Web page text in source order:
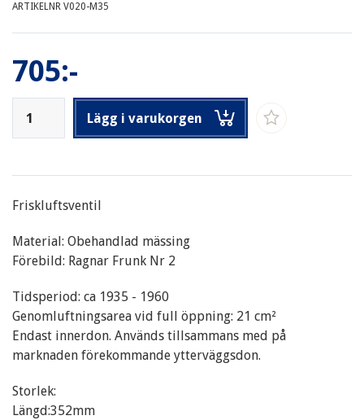
ARTIKELNR V020-M35
705:-
Lägg i varukorgen
Friskluftsventil
Material: Obehandlad mässing
Förebild: Ragnar Frunk Nr 2
Tidsperiod: ca 1935 - 1960
Genomluftningsarea vid full öppning: 21 cm²
Endast innerdon. Används tillsammans med på
marknaden förekommande ytterväggsdon.
Storlek:
Längd:352mm